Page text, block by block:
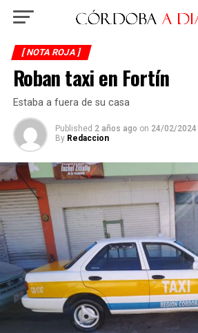
[ NOTA ROJA ]
Roban taxi en Fortín
Estaba a fuera de su casa
Published 2 años ago on 24/02/2024
By Redaccion